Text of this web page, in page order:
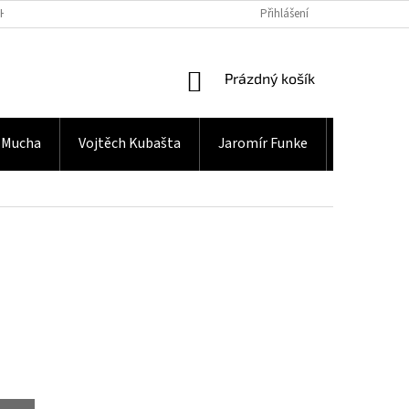
ÚDAJŮ Přihlášení
NÁKUPNÍ
Prázdný košík
Vojtěch Kubašta Jaromír Funke